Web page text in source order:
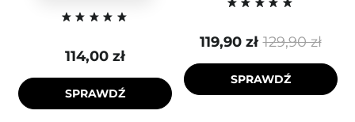
114,00 zł
SPRAWDŹ
129,90 zł
119,90 zł
SPRAWDŹ